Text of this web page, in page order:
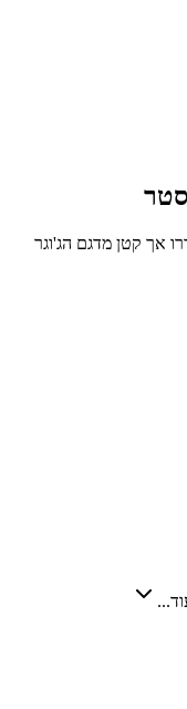
אך קטן מדגם הג'וגר